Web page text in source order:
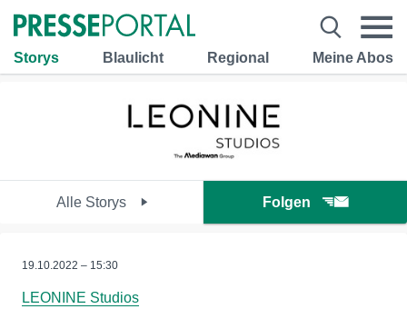
Storys Blaulicht Regional Meine Abos
Alle Storys Folgen
19.10.2022 – 15:30
LEONINE Studios